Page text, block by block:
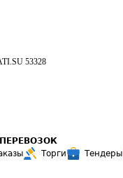
53328
Торги Тендеры